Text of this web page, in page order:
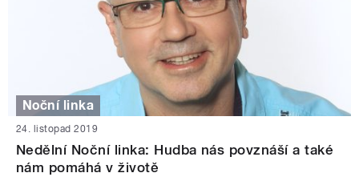
Noční linka
24. listopad 2019
Nedělní Noční linka: Hudba nás povznáší a také
nám pomáhá v životě